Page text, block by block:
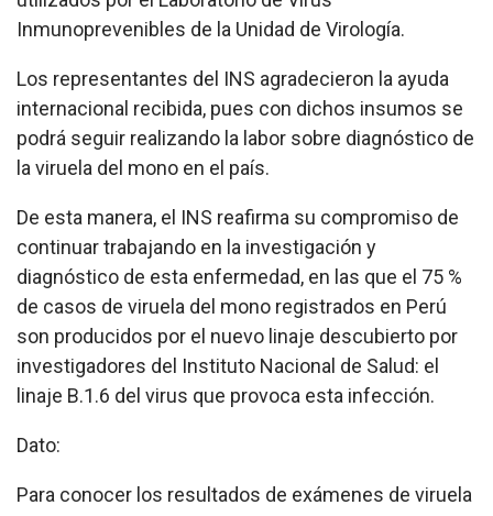
Inmunoprevenibles de la Unidad de Virología.
Los representantes del INS agradecieron la ayuda
internacional recibida, pues con dichos insumos se
podrá seguir realizando la labor sobre diagnóstico de
la viruela del mono en el país.
De esta manera, el INS reafirma su compromiso de
continuar trabajando en la investigación y
diagnóstico de esta enfermedad, en las que el 75 %
de casos de viruela del mono registrados en Perú
son producidos por el nuevo linaje descubierto por
investigadores del Instituto Nacional de Salud: el
linaje B.1.6 del virus que provoca esta infección.
Dato:
Para conocer los resultados de exámenes de viruela